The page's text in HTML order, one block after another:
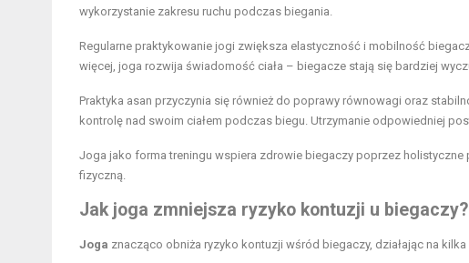
wykorzystanie zakresu ruchu podczas biegania.
Regularne praktykowanie jogi zwiększa elastyczność i mobilność
więcej, joga rozwija świadomość ciała – biegacze stają się bardziej
Praktyka asan przyczynia się również do poprawy równowagi oraz
kontrolę nad swoim ciałem podczas biegu. Utrzymanie odpowiedniej
Joga jako forma treningu wspiera zdrowie biegaczy poprzez
fizyczną.
Jak joga zmniejsza ryzyko kontuzji u biegaczy?
Joga znacząco obniża ryzyko kontuzji wśród biegaczy, działając na